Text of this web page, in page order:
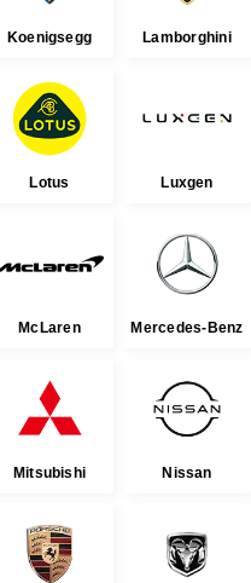
Koenigsegg Lamborghini
Lotus Luxgen
McLaren Mercedes-Benz
Mitsubishi Nissan